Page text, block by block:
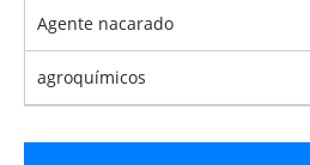
Agente nacarado
agroquímicos